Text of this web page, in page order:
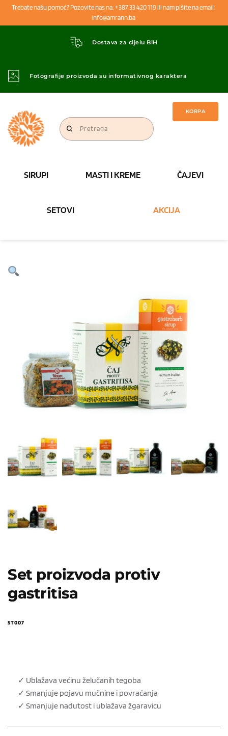
Trebate našu pomoć? Pozovite nas na: +387 33 420 119 ili nam pišite na email:
info@amrann.ba
Dostava za cijelu BiH
Fotografije proizvoda su informativnog karaktera
Pretraga
KORPA
SIRUPI MASTI I KREME ČAJEVI
SETOVI AKCIJA
Set proizvoda protiv
gastritisa
ST007
✓ Ublažava većinu želučanih tegoba
✓ Smanjuje pojavu mučnine i povraćanja
✓ Smanjuje nadutost i ublažava žgaravicu